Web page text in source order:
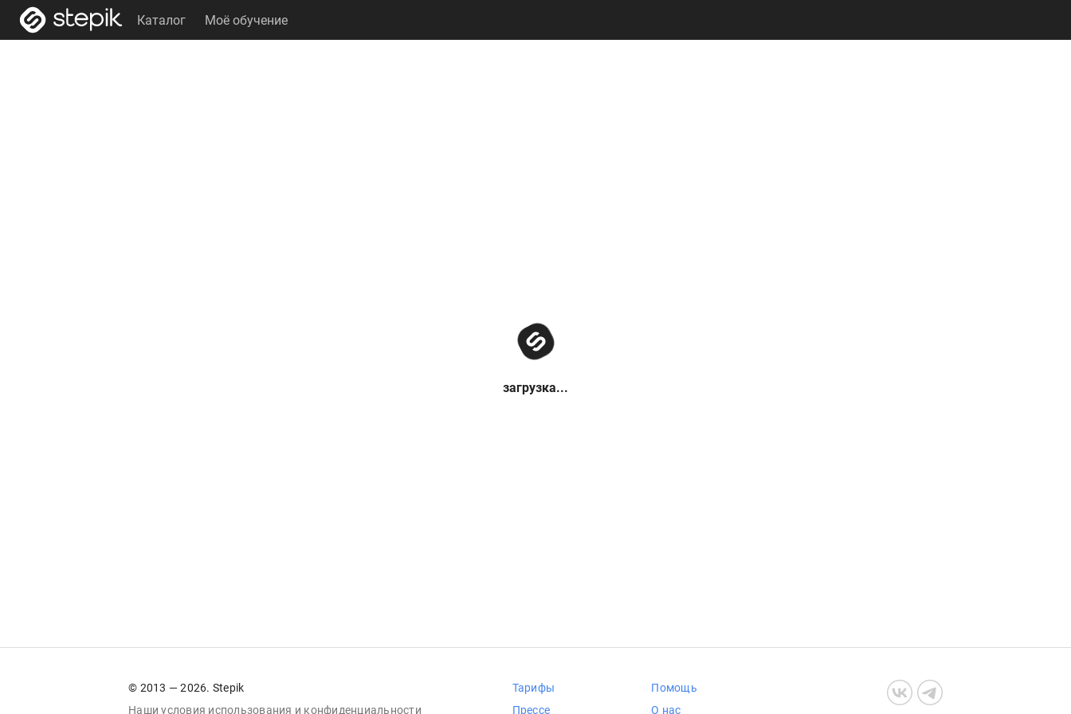
Каталог Моё обучение
загрузка...
© 2013 — 2026. Stepik
Наши условия использования и конфиденциальности
Тарифы
Прессе
Помощь
О нас